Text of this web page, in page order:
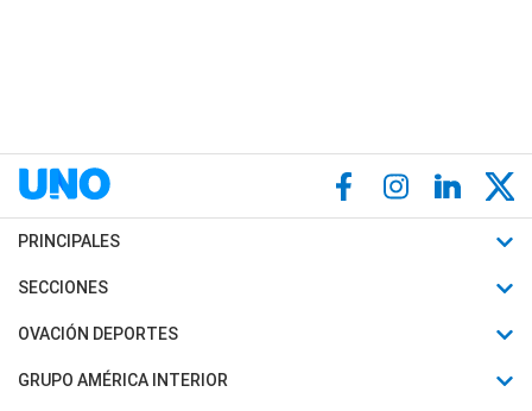
PRINCIPALES
Últimas Noticias
Política
SECCIONES
Horóscopo
Motores
OVACIÓN DEPORTES
Fútbol
GRUPO AMÉRICA INTERIOR